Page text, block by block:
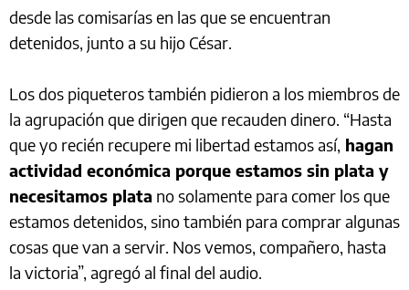
desde las comisarías en las que se encuentran
detenidos, junto a su hijo César.
Los dos piqueteros también pidieron a los miembros de
la agrupación que dirigen que recauden dinero. “Hasta
que yo recién recupere mi libertad estamos así, hagan
actividad económica porque estamos sin plata y
necesitamos plata no solamente para comer los que
estamos detenidos, sino también para comprar algunas
cosas que van a servir. Nos vemos, compañero, hasta
la victoria”, agregó al final del audio.